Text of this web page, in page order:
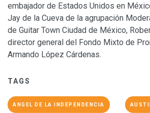
embajador de Estados Unidos en
Jay de la Cueva de la agrupación
de Guitar Town Ciudad de México,
director general del Fondo Mixto de
Armando López Cárdenas.
TAGS
ANGEL DE LA INDEPENDENCIA